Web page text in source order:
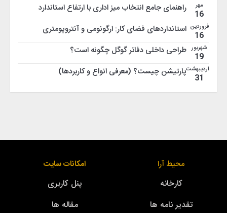
مهر
16
راهنمای جامع انتخاب میز اداری با ارتفاع استاندارد
فروردین
16
استانداردهای فضای کار: ارگونومی و آنتروپومتری
شهریور
19
طراحی داخلی دفاتر گوگل چگونه است؟
اردیبهشت
31
پارتیشن چیست؟ (معرفی انواع و کاربردها)
محیط آرا
کارخانه
تقدیر نامه ها
امکانات سایت
پنل کاربری
مقاله ها